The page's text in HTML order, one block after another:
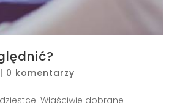
| 0 komentarzy
Właściwie dobrane